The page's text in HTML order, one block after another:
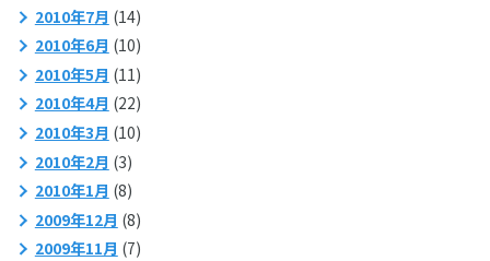
2010年7月 (14)
2010年6月 (10)
2010年5月 (11)
2010年4月 (22)
2010年3月 (10)
2010年2月 (3)
2010年1月 (8)
2009年12月 (8)
2009年11月 (7)